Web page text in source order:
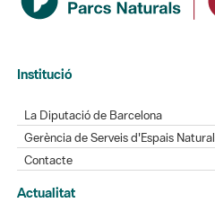
Institució
Gerència de Serveis d'Espais Naturals
Actualitat
L'Informatiu dels Parcs
Gaudim als Parcs